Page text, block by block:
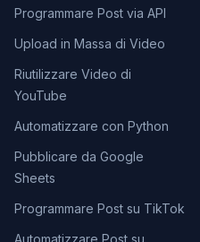
Programmare Post via API
Upload in Massa di Video
Riutilizzare Video di
YouTube
Automatizzare con Python
Pubblicare da Google
Sheets
Programmare Post su TikTok
Automatizzare Post su